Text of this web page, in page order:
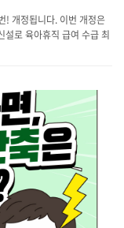
! 개정됩니다. 이번 개정은
설로 육아휴직 급여 수급 최